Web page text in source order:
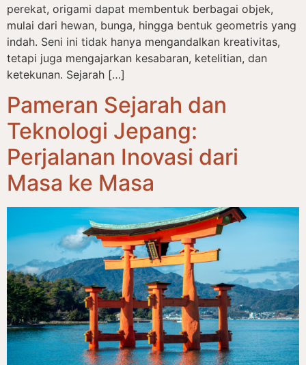
perekat, origami dapat membentuk berbagai objek,
mulai dari hewan, bunga, hingga bentuk geometris yang
indah. Seni ini tidak hanya mengandalkan kreativitas,
tetapi juga mengajarkan kesabaran, ketelitian, dan
ketekunan. Sejarah […]
Pameran Sejarah dan
Teknologi Jepang:
Perjalanan Inovasi dari
Masa ke Masa